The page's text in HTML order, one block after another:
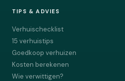
TIPS & ADVIES
Verhuischecklist
15 verhuistips
Goedkoop verhuizen
Kosten berekenen
Wie verwittigen?